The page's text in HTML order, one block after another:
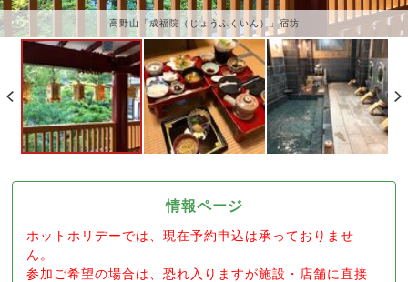
高野山「成福院（じょうふくいん）」宿坊
情報ページ
ホットホリデーでは、現在予約申込は承っておりませ
ん。
参加ご希望の場合は、恐れ入りますが施設・店舗に直接